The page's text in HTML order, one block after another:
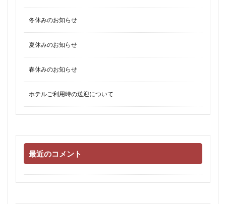
冬休みのお知らせ
夏休みのお知らせ
春休みのお知らせ
ホテルご利用時の送迎について
最近のコメント